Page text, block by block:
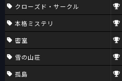
クローズド・サークル
本格ミステリ
密室
雪の山荘
孤島